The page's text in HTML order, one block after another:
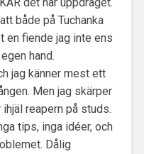
både på Tuchanka
en fiende jag inte ens
hand.
jag känner mest ett
Men jag skärper
reapern på studs.
tips, inga idéer, och
Dålig